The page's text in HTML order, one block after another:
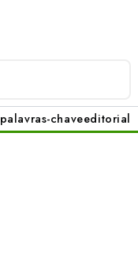
palavras-chaveeditorial